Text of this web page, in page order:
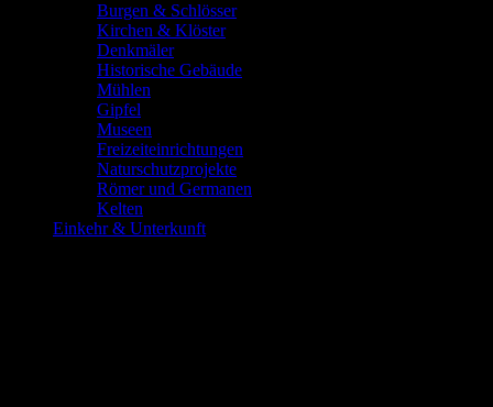
Burgen & Schlösser
Kirchen & Klöster
Denkmäler
Historische Gebäude
Mühlen
Gipfel
Museen
Freizeiteinrichtungen
Naturschutzprojekte
Römer und Germanen
Kelten
Einkehr & Unterkunft